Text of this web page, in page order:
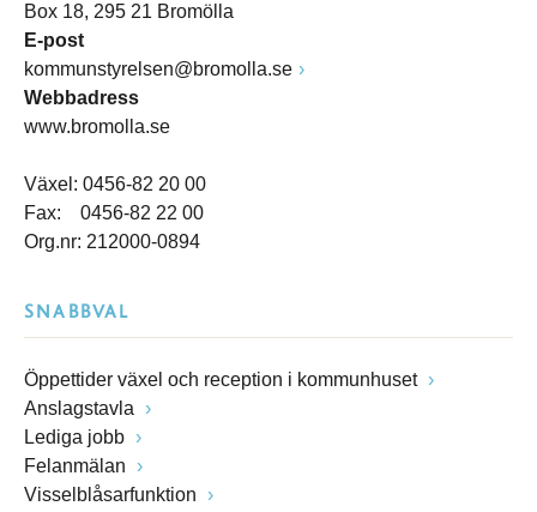
Box 18, 295 21 Bromölla
E-post
kommunstyrelsen@bromolla.se
Webbadress
www.bromolla.se
Växel: 0456-82 20 00
Fax: 0456-82 22 00
Org.nr: 212000-0894
SNABBVAL
Öppettider växel och reception i kommunhuset
Anslagstavla
Lediga jobb
Felanmälan
Visselblåsarfunktion